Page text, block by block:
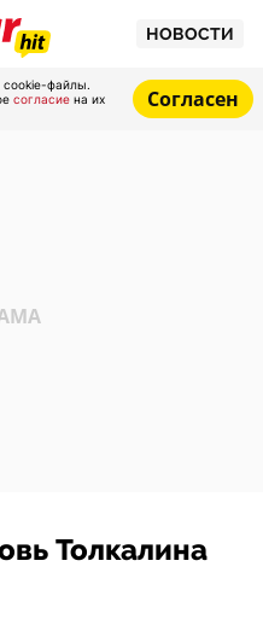
НОВОСТИ
cookie-файлы.
согласие на их
Согласен
Толкалина